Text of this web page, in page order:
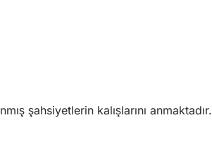
şahsiyetlerin kalışlarını anmaktadır.